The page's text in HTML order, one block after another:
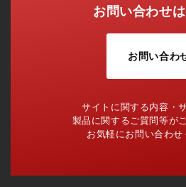
お問い合わせ
お問い合わ
サイトに関する内容・
製品に関するご質問等が
お気軽にお問い合わせ